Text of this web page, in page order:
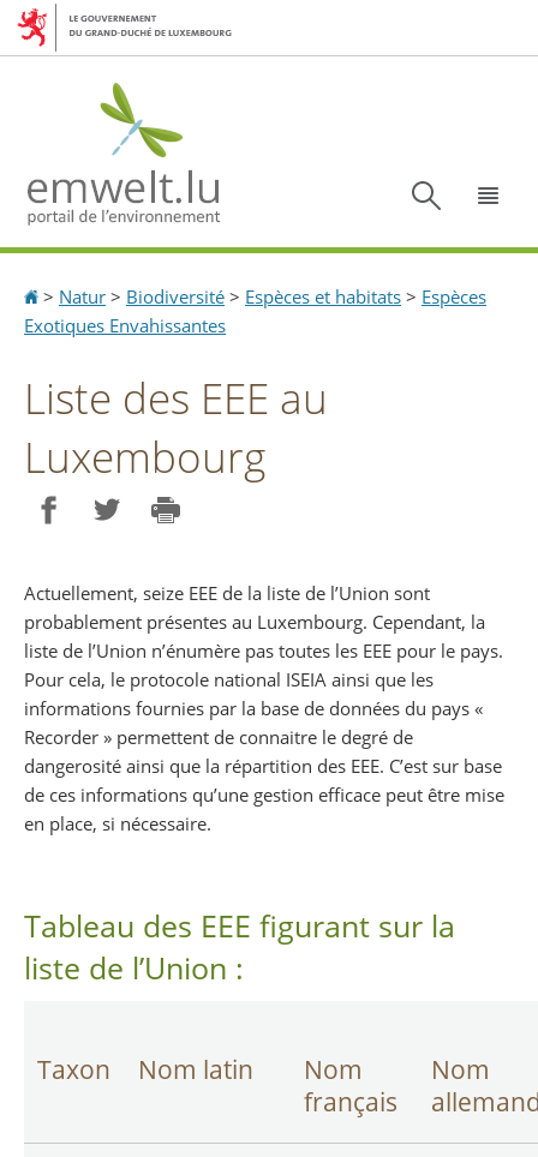
Aller
Aller
Accueil
> Natur > Biodiversité > Espèces et habitats > Espèces
Exotiques Envahissantes
Liste des EEE au
Luxembourg
Actuellement, seize EEE de la liste de l’Union sont
probablement présentes au Luxembourg. Cependant, la
liste de l’Union n’énumère pas toutes les EEE pour le pays.
Pour cela, le protocole national ISEIA ainsi que les
informations fournies par la base de données du pays «
Recorder » permettent de connaitre le degré de
dangerosité ainsi que la répartition des EEE. C’est sur base
de ces informations qu’une gestion efficace peut être mise
en place, si nécessaire.
Tableau des EEE figurant sur la
liste de l’Union :
Taxon Nom latin
Nom
français
Nom